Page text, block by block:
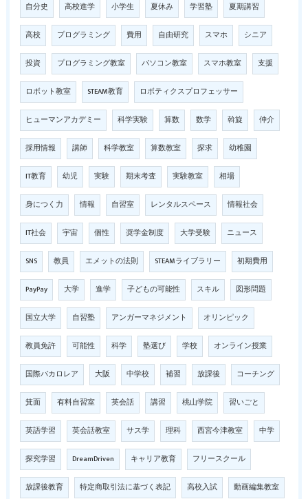
自分史 高校進学 小学生 夏休み 学習塾 夏期講習
高校 プログラミング 費用 自由研究 スマホ シニア
投資 プログラミング教室 パソコン教室 スマホ教室 支援
ロボット教室 STEAM教育 ロボティクスプロフェッサー
ヒューマンアカデミー 科学実験 算数 数学 斡旋 仲介
採用情報 講師 科学教室 算数教室 探求 幼稚園
IT教育 幼児 実験 期末考査 実験教室 相場
身につく力 情報 自習室 レンタルスペース 情報社会
IT社会 宇宙 個性 奨学金制度 大学受験 ニュース
SNS 教員 エメットの法則 STEAMライブラリー 初期費用
PayPay 大学 進学 子どもの可能性 スキル 図形問題
国立大学 自習塾 アンガーマネジメント オリンピック
教員免許 可能性 科学 塾選び 学校 オンライン授業
国際バカロレア 大阪 中学校 補習 放課後 コーチング
箕面 有料自習室 英会話 講習 桃山学院 習いごと
英語学習 英会話教室 サス学 理科 西宮今津教室 中学
探究学習 DreamDriven キャリア教育 フリースクール
放課後教育 特定商取引法に基づく表記 高校入試 動画編集教室